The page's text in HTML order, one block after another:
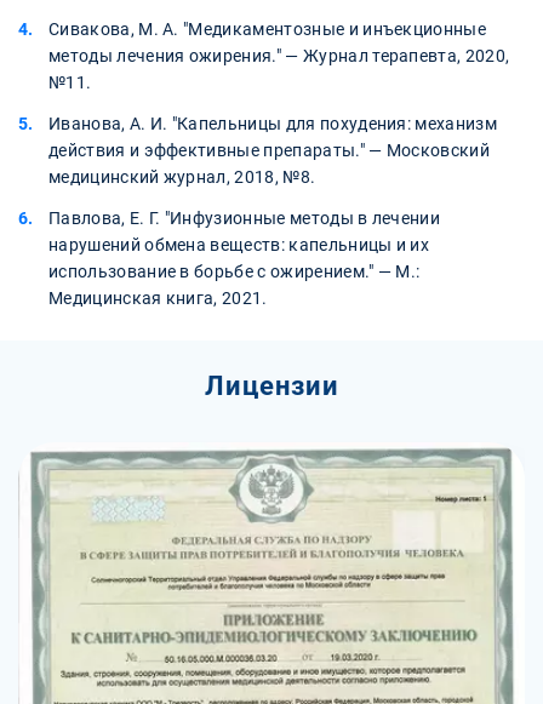
Сивакова, М. А. "Медикаментозные и инъекционные
методы лечения ожирения." — Журнал терапевта, 2020,
№11.
Иванова, А. И. "Капельницы для похудения: механизм
действия и эффективные препараты." — Московский
медицинский журнал, 2018, №8.
Павлова, Е. Г. "Инфузионные методы в лечении
нарушений обмена веществ: капельницы и их
использование в борьбе с ожирением." — М.:
Медицинская книга, 2021.
Лицензии